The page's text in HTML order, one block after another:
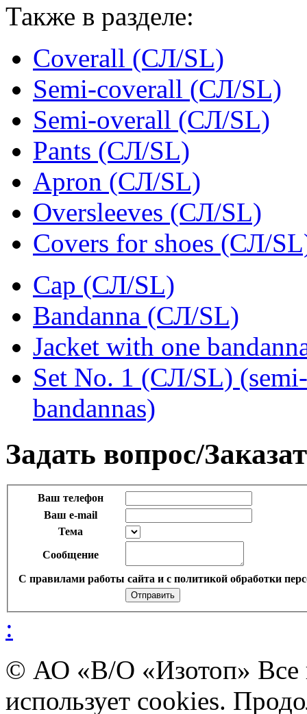
Также в разделе:
Coverall (СЛ/SL)
Semi-coverall (СЛ/SL)
Semi-overall (СЛ/SL)
Pants (СЛ/SL)
Apron (СЛ/SL)
Oversleeves (СЛ/SL)
Covers for shoes (СЛ/
Cap (СЛ/SL)
Bandanna (СЛ/SL)
Jacket with one
Set No. 1 (СЛ/SL)
bandannas)
Задать вопрос/
Ваш телефон
Ваш e-mail
Тема
Сообщение
С правилами работы сайта и с политикой обработки
:
© АО «В/О «Изотоп» Все
использует cookies.